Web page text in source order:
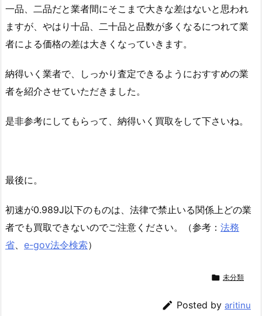
一品、二品だと業者間にそこまで大きな差はないと思われ
ますが、やはり十品、二十品と品数が多くなるにつれて業
者による価格の差は大きくなっていきます。
納得いく業者で、しっかり査定できるようにおすすめの業
者を紹介させていただきました。
是非参考にしてもらって、納得いく買取をして下さいね。
最後に。
初速が0.989J以下のものは、法律で禁止いる関係上どの業
者でも買取できないのでご注意ください。（参考： 法務
省、 e-gov法令検索）
 未分類
 Posted by aritinu